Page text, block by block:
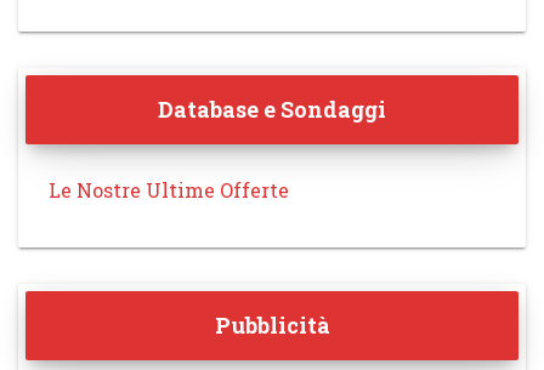
Database e Sondaggi
Le Nostre Ultime Offerte
Pubblicità